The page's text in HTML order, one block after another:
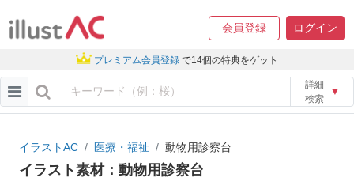
会員登録 ログイン
プレミアム会員登録 で14個の特典をゲット
詳細
検索
▼
イラストAC 医療・福祉 動物用診察台
イラスト素材：動物用診察台